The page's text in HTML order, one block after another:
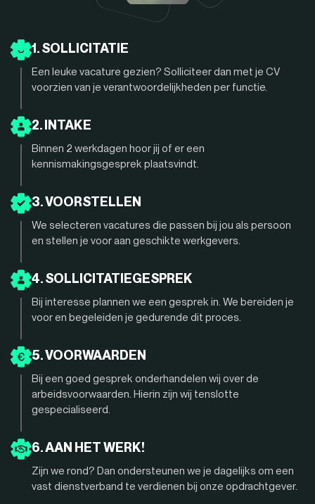
1. SOLLICITATIE
Een leuke vacature gezien? Solliciteer dan met je CV
voorzien van je verantwoordelijkheden per functie.
2. INTAKE
Binnen 2 werkdagen hoor jij of er een
kennismakingsgesprek plaatsvindt.
3. VOORSTELLEN
We selecteren vacatures die passen bij jou als persoon
en stellen je voor aan geschikte werkgevers.
4. SOLLICITATIEGESPREK
Bij interesse plannen we een gesprek in. We bereiden je
voor en begeleiden je gedurende dit proces.
5. VOORWAARDEN
Bij een goed gesprek onderhandelen wij over de
arbeidsvoorwaarden. Hierin zijn wij tenslotte
gespecialiseerd.
6. AAN HET WERK!
Zijn we rond? Dan ondersteunen we je dagelijks om een
vast dienstverband te verdienen bij onze opdrachtgever.